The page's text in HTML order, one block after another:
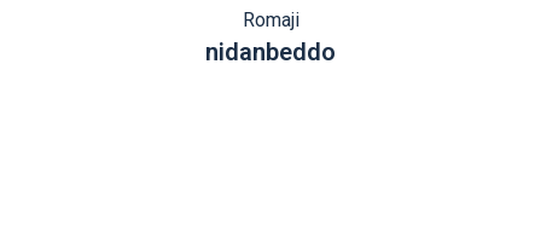
Romaji
nidanbeddo